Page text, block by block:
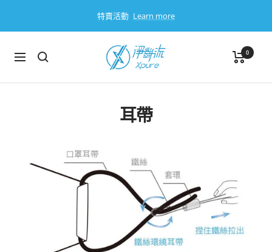
特賣活動 Learn more
導
淨
對
0
耳帶